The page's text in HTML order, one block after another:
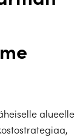
alueelle